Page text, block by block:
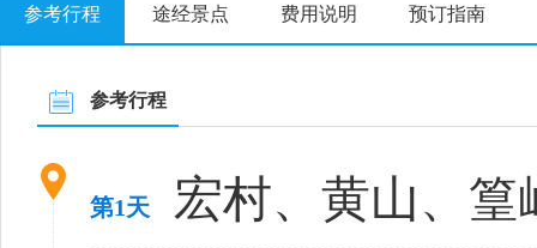
参考行程 途经景点 费用说明 预订指南
参考行程
第1天 宏村、黄山、篁